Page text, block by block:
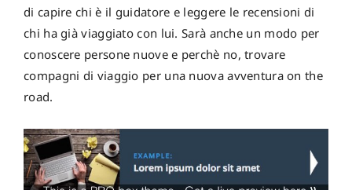
di capire chi è il guidatore e leggere le recensioni di
chi ha già viaggiato con lui. Sarà anche un modo per
conoscere persone nuove e perchè no, trovare
compagni di viaggio per una nuova avventura on the
road.